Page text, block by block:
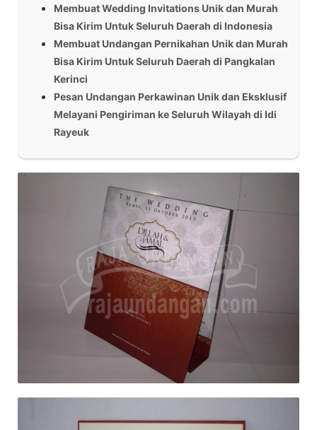
Membuat Wedding Invitations Unik dan Murah
Bisa Kirim Untuk Seluruh Daerah di Indonesia
Membuat Undangan Pernikahan Unik dan Murah
Bisa Kirim Untuk Seluruh Daerah di Pangkalan
Kerinci
Pesan Undangan Perkawinan Unik dan Eksklusif
Melayani Pengiriman ke Seluruh Wilayah di Idi
Rayeuk